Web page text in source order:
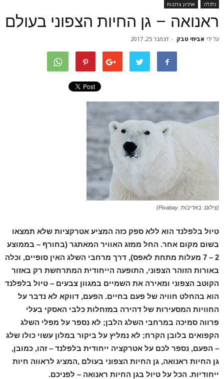
כלכלה ארכיון צרכנות
ראנואה – גן החיות הצפוני בעולם
על ידי אביחי טבק - דצמבר 25, 2017
(צילום: באדיבות: Pixabay)
טיול בלפלנד הוא ללא ספק כזה המציע אטרקציות שלא תמצאו
בשום מקום אחר. החל ממזג האוויר המאתגר (בחורף – בממוצע
2 – 7 מעלות מתחת לאפס), דרך מרחבי השלג האין סופיים, וכלה
באורות הזוהר הצפוני, התופעה הייחודית המתרחשת רק באזור
הקוטב הצפוני ומאירה את השמיים במגוון צבעים – טיול בלפלנד
הוא בהחלט חוויה של פעם בחיים. הפעם, דווקא לא נדבר על
החוויות המסעירות של דהירה במזחלות כלבי האסקי בעלי
פרווה סמיכה במרחבי השלג הלבן; לא נספר על מפלי השלג
הקפואים בלובן הקרח; לא נמליץ על ביקור במלון עשוי כולו שלג
– הפעם, נספר לכם על אטרקציה ייחודית בלפלנד – זהו, כמובן,
גן החיות ראנואה, גן החיות הצפוני בעולם ,המציג לראווה חיות
ייחודיות. הכל על טיול בגן החיות ראנואה – לפניכם.